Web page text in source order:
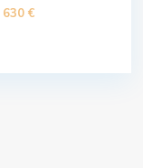
630 €